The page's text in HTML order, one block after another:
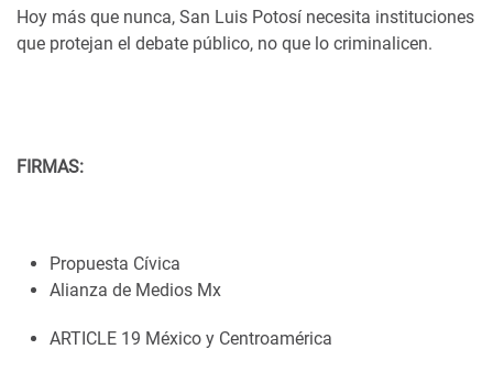
Hoy más que nunca, San Luis Potosí necesita instituciones
que protejan el debate público, no que lo criminalicen.
FIRMAS:
Propuesta Cívica
Alianza de Medios Mx
ARTICLE 19 México y Centroamérica